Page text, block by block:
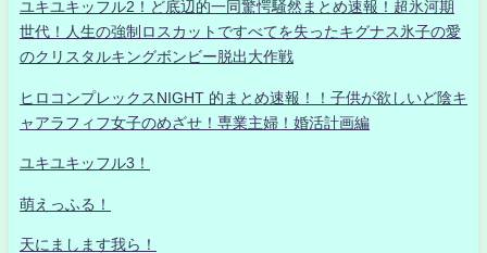
ユキユキッフル2！ど底辺的一同驚愕騒然まとめ速報！超氷河期
世代！人生の強制ロスカットですべてを失ったキグナス氷子の愛
のクリスタルキングボンビー脱出大作戦
ヒロコンプレックスNIGHT 的まとめ速報！！子供が欲しいど陰キ
ャアラフィフ女子のめざせ！専業主婦！婚活計画編
ユキユキッフル3！
萌えっふる！
天にまします我ら！